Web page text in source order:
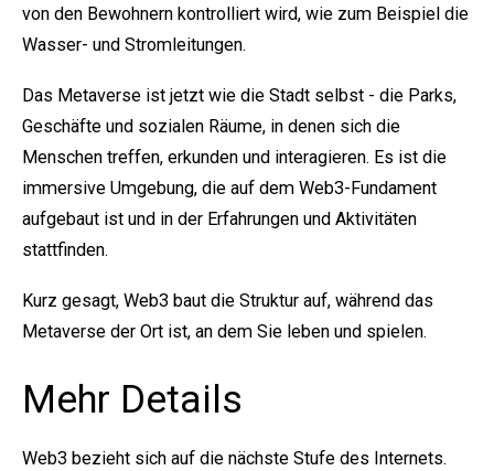
von den Bewohnern kontrolliert wird, wie zum Beispiel die
Wasser- und Stromleitungen.
Das Metaverse ist jetzt wie die Stadt selbst - die Parks,
Geschäfte und sozialen Räume, in denen sich die
Menschen treffen, erkunden und interagieren. Es ist die
immersive Umgebung, die auf dem Web3-Fundament
aufgebaut ist und in der Erfahrungen und Aktivitäten
stattfinden.
Kurz gesagt, Web3 baut die Struktur auf, während das
Metaverse der Ort ist, an dem Sie leben und spielen.
Mehr Details
Web3 bezieht sich auf die nächste Stufe des Internets.